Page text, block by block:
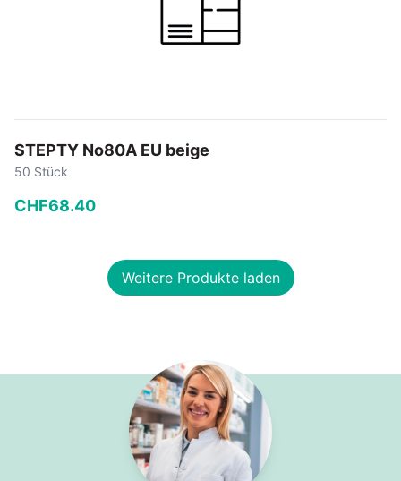
STEPTY No80A EU beige
50 Stück
CHF68.40
In den Warenkorb
Weitere Produkte laden